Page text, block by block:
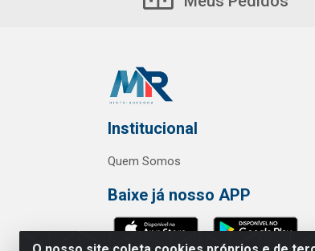
Institucional
Quem Somos
Baixe já nosso APP